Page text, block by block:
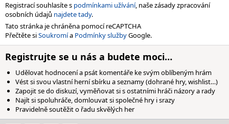
Registrací souhlasíte s podmínkami užívání, naše zásady zpracování
osobních údajů najdete tady.
Tato stránka je chráněna pomocí reCAPTCHA
Přečtěte siSoukromía Podmínky službyGoogle.
Registrujte se u nás a budete moci…
Udělovat hodnocení a psát komentáře ke svým oblíbeným hrám
Vést si svou vlastní herní sbírku a seznamy (dohrané hry, wishlist…)
Zapojit se do diskuzí, vyměňovat si s ostatními hráči názory a rady
Najít si spoluhráče, domlouvat si společné hry i srazy
Pravidelně soutěžit o řadu skvělých her